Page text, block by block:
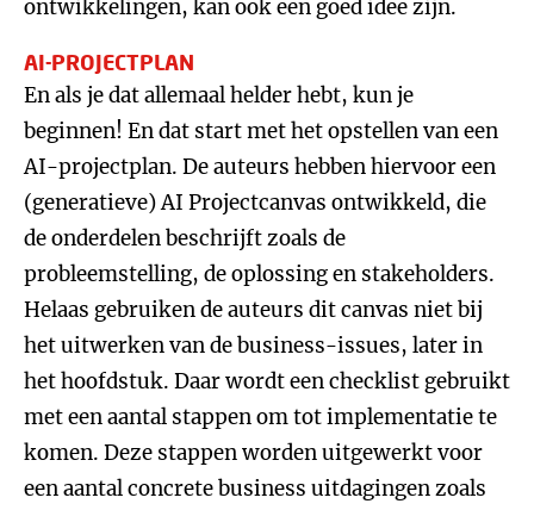
ontwikkelingen, kan ook een goed idee zijn.
AI-PROJECTPLAN
En als je dat allemaal helder hebt, kun je
beginnen! En dat start met het opstellen van een
AI-projectplan. De auteurs hebben hiervoor een
(generatieve) AI Projectcanvas ontwikkeld, die
de onderdelen beschrijft zoals de
probleemstelling, de oplossing en stakeholders.
Helaas gebruiken de auteurs dit canvas niet bij
het uitwerken van de business-issues, later in
het hoofdstuk. Daar wordt een checklist gebruikt
met een aantal stappen om tot implementatie te
komen. Deze stappen worden uitgewerkt voor
een aantal concrete business uitdagingen zoals